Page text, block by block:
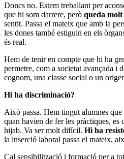
Doncs no. Estem treballant per
que hi som darrere, però queda molt
sentit. Passa el mateix que amb la
les dones també estiguin en els
és real.
Hem de tenir en compte que hi ha
permetre, com a societat avançada i
cognom, una classe social o un
Hi ha discriminació?
Això passa. Hem tingut alumnes
quan havien de fer les pràctiques,
hijab. Va ser molt difícil. Hi ha
la inserció laboral passa el mateix,
Cal sensibilització i formació per a